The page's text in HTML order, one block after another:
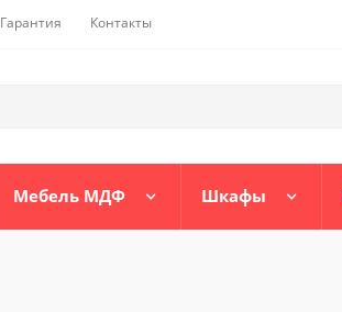
Гарантия Контакты
Мебель МДФ Шкафы